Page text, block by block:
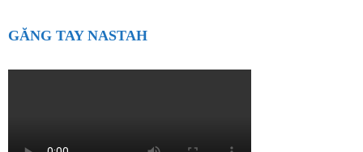
GĂNG TAY NASTAH